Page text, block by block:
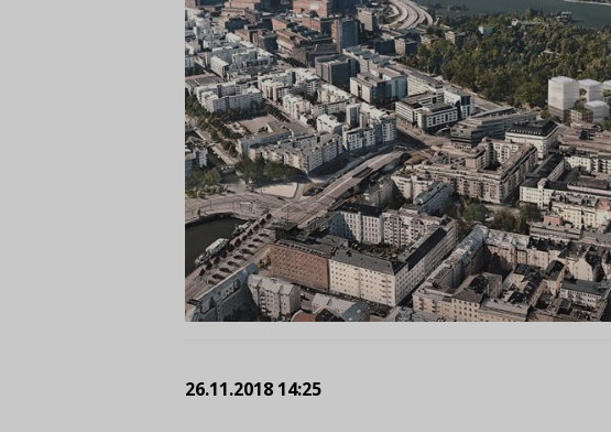
26.11.2018 14:25